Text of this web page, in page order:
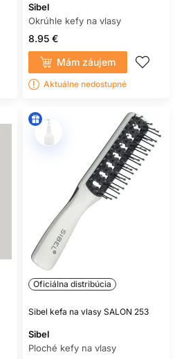
Sibel
Okrúhle kefy na vlasy
8.95 €
Mám záujem
Aktuálne nedostupné
Oficiálna distribúcia
Sibel kefa na vlasy SALON 253
Sibel
Ploché kefy na vlasy